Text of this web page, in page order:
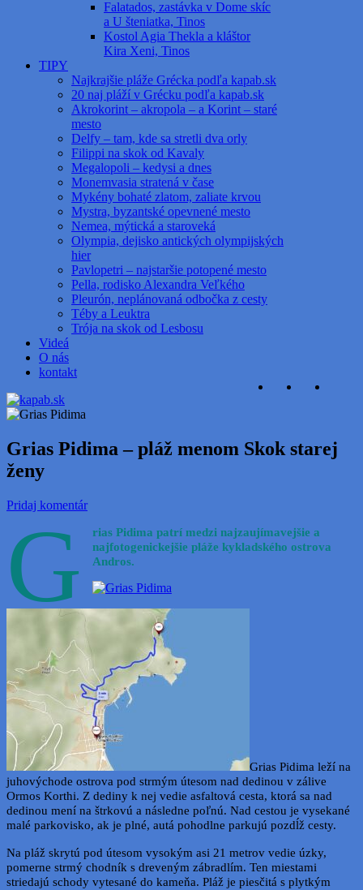
Falatados, zastávka v Dome skíc
a U šteniatka, Tinos
Kostol Agia Thekla a kláštor
Kira Xeni, Tinos
TIPY
Najkrajšie pláže Grécka podľa kapab.sk
20 naj pláží v Grécku podľa kapab.sk
Akrokorint – akropola – a Korint – staré
mesto
Delfy – tam, kde sa stretli dva orly
Filippi na skok od Kavaly
Megalopoli – kedysi a dnes
Monemvasia stratená v čase
Mykény bohaté zlatom, zaliate krvou
Mystra, byzantské opevnené mesto
Nemea, mýtická a staroveká
Olympia, dejisko antických olympijských
hier
Pavlopetri – najstaršie potopené mesto
Pella, rodisko Alexandra Veľkého
Pleurón, neplánovaná odbočka z cesty
Téby a Leuktra
Trója na skok od Lesbosu
Videá
O nás
kontakt
Grias Pidima – pláž menom Skok starej
ženy
Pridaj komentár
G
rias Pidima patrí medzi najzaujímavejšie a
najfotogenickejšie pláže kykladského ostrova
Andros.
Grias Pidima leží na
juhovýchode ostrova pod strmým útesom nad dedinou v zálive
Ormos Korthi. Z dediny k nej vedie asfaltová cesta, ktorá sa nad
dedinou mení na štrkovú a následne poľnú. Nad cestou je vysekané
malé parkovisko, ak je plné, autá pohodlne parkujú pozdĺž cesty.
Na pláž skrytú pod útesom vysokým asi 21 metrov vedie úzky,
pomerne strmý chodník s dreveným zábradlím. Ten miestami
striedajú schody vytesané do kameňa. Pláž je piesčitá s plytkým